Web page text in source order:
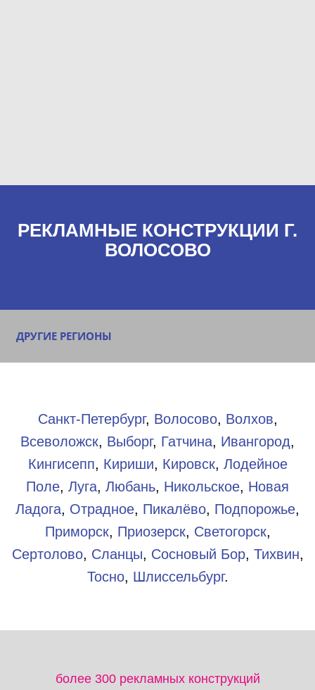
РЕКЛАМНЫЕ КОНСТРУКЦИИ Г.
ВОЛОСОВО
ДРУГИЕ РЕГИОНЫ
Санкт-Петербург, Волосово, Волхов,
Всеволожск, Выборг, Гатчина, Ивангород,
Кингисепп, Кириши, Кировск, Лодейное
Поле, Луга, Любань, Никольское, Новая
Ладога, Отрадное, Пикалёво, Подпорожье,
Приморск, Приозерск, Светогорск,
Сертолово, Сланцы, Сосновый Бор, Тихвин,
Тосно, Шлиссельбург.​
более 300 рекламных конструкций